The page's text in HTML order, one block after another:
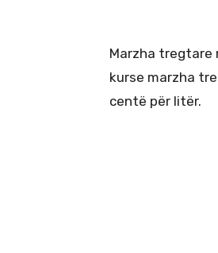
Marzha tregtare
kurse marzha
centë për litër.